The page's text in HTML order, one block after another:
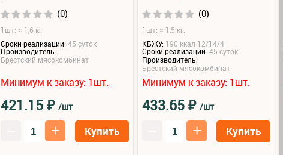
(0)
1шт: ≈ 1,6 кг.
Сроки реализации:45 суток
Производитель:
Брестский мясокомбинат
Минимум к заказу: 1шт.
421.15₽ /шт
+ Купить
(0)
1шт: ≈ 1,5 кг.
КБЖУ: 190 ккал 12/14/4
Сроки реализации:45 суток
Производитель:
Брестский мясокомбинат
Минимум к заказу: 1шт.
433.65₽ /шт
+ Купить